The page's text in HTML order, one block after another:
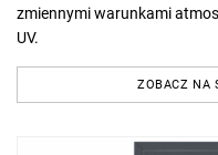
zmiennymi warunkami
UV.
ZOBACZ NA